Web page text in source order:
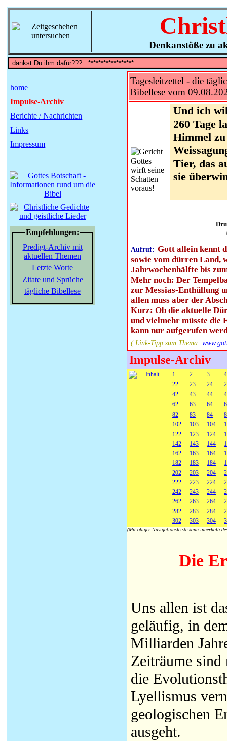
Denkanstöße zu
home
Impulse-Archiv
Berichte / Nachrichten
Links
Impressum
Empfehlungen:
Predigt-Archiv mit
aktuellen Themen
Letzte Worte
Zitate und Sprüche
tägliche Bibellese
Tagesleitzettel - die
Bibellese vom
Und ich
260 Tage
Himmel
Tier, das
sie
Aufruf: Gott allein kennt
sowie vom dürren Land,
Jahrwochenhälfte bis
Mehr noch: Der
zur Messias-Enthüllung
allen muss aber der
Kurz: Ob die aktuelle
und vielmehr müsste die
kann nur aufgerufen
( Link-Tipp zum Thema:
Impulse-Archiv
Inhalt 1 2 3
4
22
23 24
42
43 44
62
63 64
82
83 84
102
103 104
122
123 124
142
143 144
162
163 164
182
183 184
202
203 204
222
223 224
242
243 244
262
263 264
282
283 284
302
303 304
(Mit obiger Navigationsleiste kann innerhalb
Die
Uns allen ist
geläufig, in
Milliarden
Zeiträume
die
Lyellismus
geologischen
ausgeht.